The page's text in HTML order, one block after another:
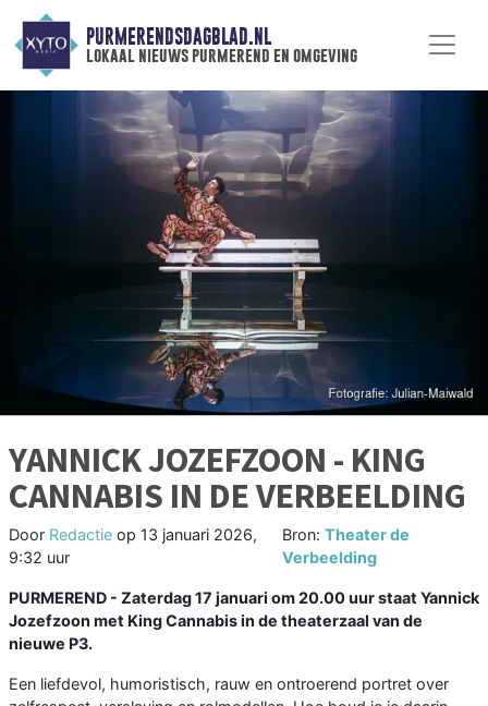
PURMERENDSDAGBLAD.NL
lokaal nieuws purmerend en omgeving
YANNICK JOZEFZOON - KING
CANNABIS IN DE VERBEELDING
Door Redactie op 13 januari 2026,
9:32 uur
Bron:Theater de
Verbeelding
PURMEREND - Zaterdag 17 januari om 20.00 uur staat Yannick
Jozefzoon met King Cannabis in de theaterzaal van de
nieuwe P3.
Een liefdevol, humoristisch, rauw en ontroerend portret over